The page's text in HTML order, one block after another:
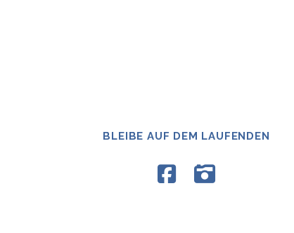
BLEIBE AUF DEM LAUFENDEN